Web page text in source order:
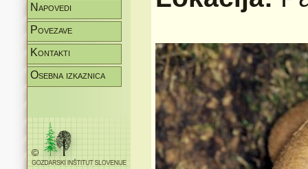
Napovedi
Povezave
Kontakti
Osebna izkaznica